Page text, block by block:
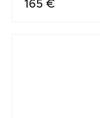
165 €